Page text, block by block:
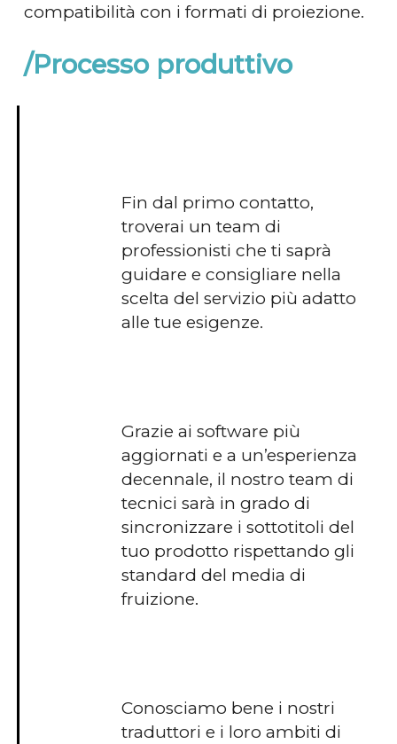
compatibilità con i formati di proiezione.
/Processo produttivo
Fin dal primo contatto,
troverai un team di
professionisti che ti saprà
guidare e consigliare nella
scelta del servizio più adatto
alle tue esigenze.
Grazie ai software più
aggiornati e a un’esperienza
decennale, il nostro team di
tecnici sarà in grado di
sincronizzare i sottotitoli del
tuo prodotto rispettando gli
standard del media di
fruizione.
Conosciamo bene i nostri
traduttori e i loro ambiti di